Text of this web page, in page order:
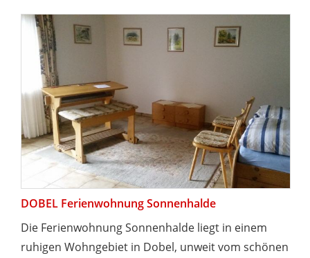
DOBEL Ferienwohnung Sonnenhalde
Die Ferienwohnung Sonnenhalde liegt in einem
ruhigen Wohngebiet in Dobel, unweit vom schönen